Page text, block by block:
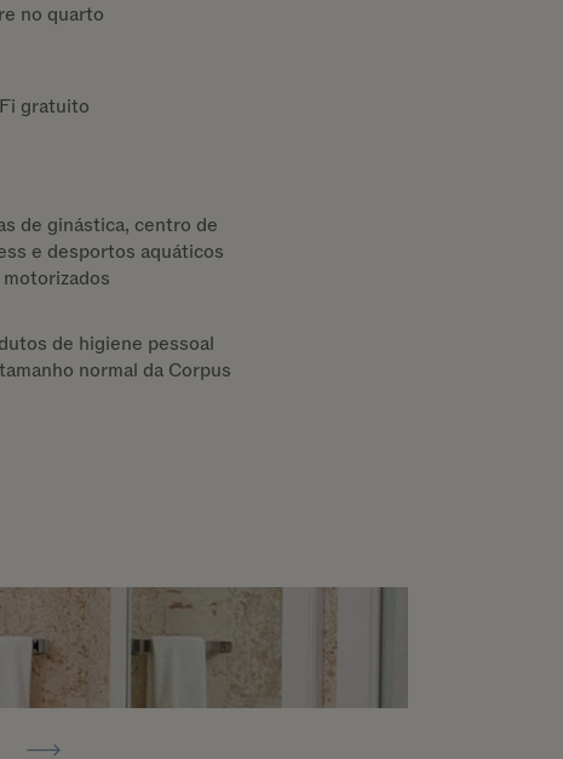
no quarto
gratuito
de ginástica, centro de
e desportos aquáticos
motorizados
de higiene pessoal
normal da Corpus